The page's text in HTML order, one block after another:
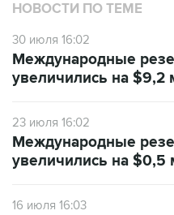
НОВОСТИ ПО ТЕМЕ
30 июля 16:02
Международные
увеличились на $9,2
23 июля 16:02
Международные
увеличились на $0,5
16 июля 16:03